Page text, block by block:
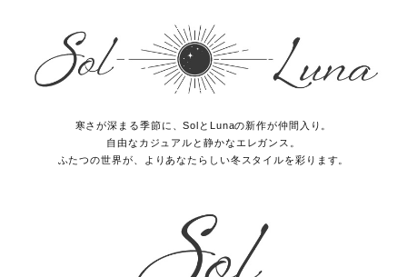
寒さが深まる季節に、SolとLunaの新作が仲間入り。
自由なカジュアルと静かなエレガンス。
ふたつの世界が、よりあなたらしい冬スタイルを彩ります。